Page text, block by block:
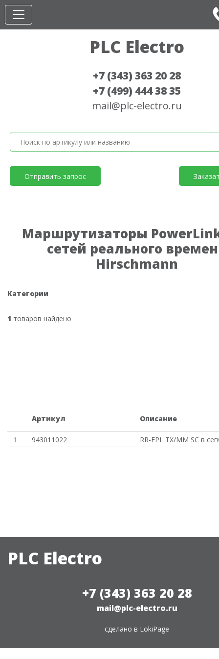
PLC Electro
+7 (343) 363 20 28
+7 (499) 444 38 35
mail@plc-electro.ru
Отправить запрос
Маршрутизаторы
сетей реального
Hirschmann
Категории
1 товаров найдено
Артикул Описание
1 943011022 RR-EPL TX/MM SC в
PLC Electro
+7 (343) 363 20 28
mail@plc-electro.ru
сделано в LokiPage